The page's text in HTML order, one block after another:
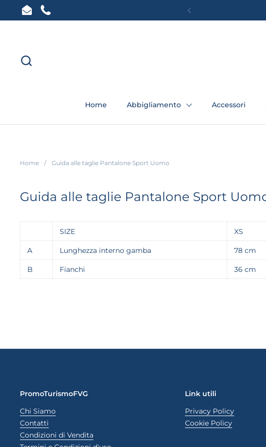
Passa ai contenuti
EmailPhone Precedente
Home Abbigliamento Accessori
Home / Guida alle taglie Pantalone Sport Uomo
Guida alle taglie Pantalone Sport
SIZE XS
A Lunghezza interno gamba 78 cm
B Fianchi 36 cm
PromoTurismoFVG
Chi Siamo
Contatti
Condizioni di Vendita
Link utili
Privacy Policy
Cookie Policy